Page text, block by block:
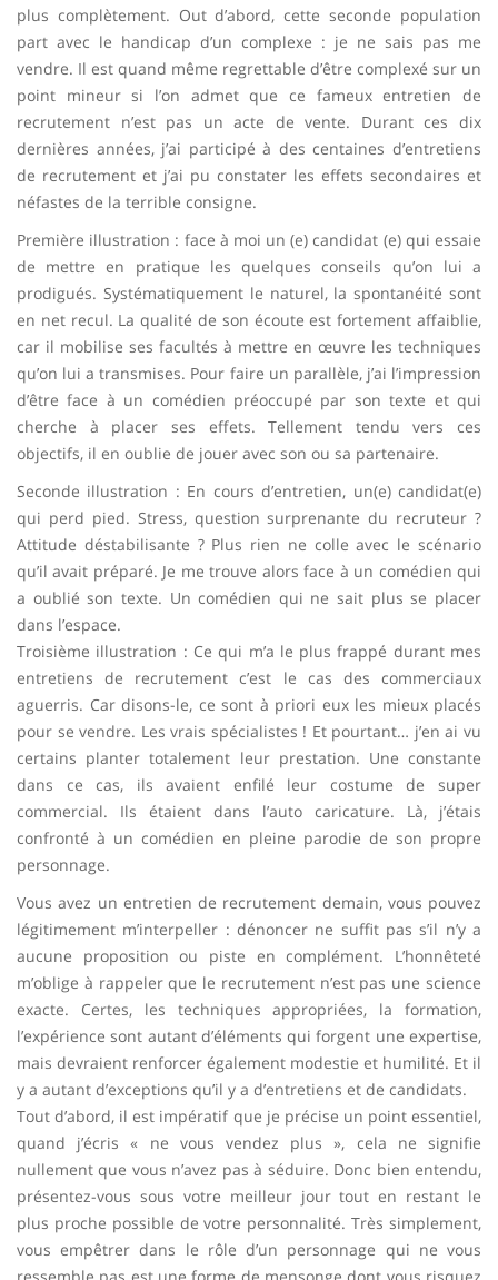
plus complètement. Out d’abord, cette seconde population
part avec le handicap d’un complexe : je ne sais pas me
vendre. Il est quand même regrettable d’être complexé sur un
point mineur si l’on admet que ce fameux entretien de
recrutement n’est pas un acte de vente. Durant ces dix
dernières années, j’ai participé à des centaines d’entretiens
de recrutement et j’ai pu constater les effets secondaires et
néfastes de la terrible consigne.
Première illustration : face à moi un (e) candidat (e) qui essaie
de mettre en pratique les quelques conseils qu’on lui a
prodigués. Systématiquement le naturel, la spontanéité sont
en net recul. La qualité de son écoute est fortement affaiblie,
car il mobilise ses facultés à mettre en œuvre les techniques
qu’on lui a transmises. Pour faire un parallèle, j’ai l’impression
d’être face à un comédien préoccupé par son texte et qui
cherche à placer ses effets. Tellement tendu vers ces
objectifs, il en oublie de jouer avec son ou sa partenaire.
Seconde illustration : En cours d’entretien, un(e) candidat(e)
qui perd pied. Stress, question surprenante du recruteur ?
Attitude déstabilisante ? Plus rien ne colle avec le scénario
qu’il avait préparé. Je me trouve alors face à un comédien qui
a oublié son texte. Un comédien qui ne sait plus se placer
dans l’espace.
Troisième illustration : Ce qui m’a le plus frappé durant mes
entretiens de recrutement c’est le cas des commerciaux
aguerris. Car disons-le, ce sont à priori eux les mieux placés
pour se vendre. Les vrais spécialistes ! Et pourtant… j’en ai vu
certains planter totalement leur prestation. Une constante
dans ce cas, ils avaient enfilé leur costume de super
commercial. Ils étaient dans l’auto caricature. Là, j’étais
confronté à un comédien en pleine parodie de son propre
personnage.
Vous avez un entretien de recrutement demain, vous pouvez
légitimement m’interpeller : dénoncer ne suffit pas s’il n’y a
aucune proposition ou piste en complément. L’honnêteté
m’oblige à rappeler que le recrutement n’est pas une science
exacte. Certes, les techniques appropriées, la formation,
l’expérience sont autant d’éléments qui forgent une expertise,
mais devraient renforcer également modestie et humilité. Et il
y a autant d’exceptions qu’il y a d’entretiens et de candidats.
Tout d’abord, il est impératif que je précise un point essentiel,
quand j’écris « ne vous vendez plus », cela ne signifie
nullement que vous n’avez pas à séduire. Donc bien entendu,
présentez-vous sous votre meilleur jour tout en restant le
plus proche possible de votre personnalité. Très simplement,
vous empêtrer dans le rôle d’un personnage qui ne vous